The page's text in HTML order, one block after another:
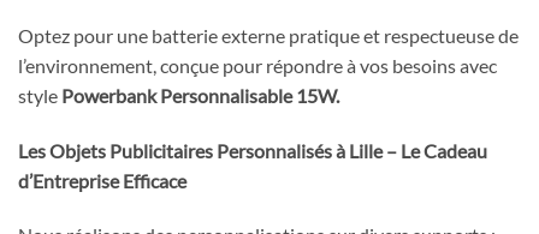
Optez pour une batterie externe pratique et respectueuse de
l’environnement, conçue pour répondre à vos besoins avec
style Powerbank Personnalisable 15W.
Les Objets Publicitaires Personnalisés à Lille – Le Cadeau
d’Entreprise Efficace